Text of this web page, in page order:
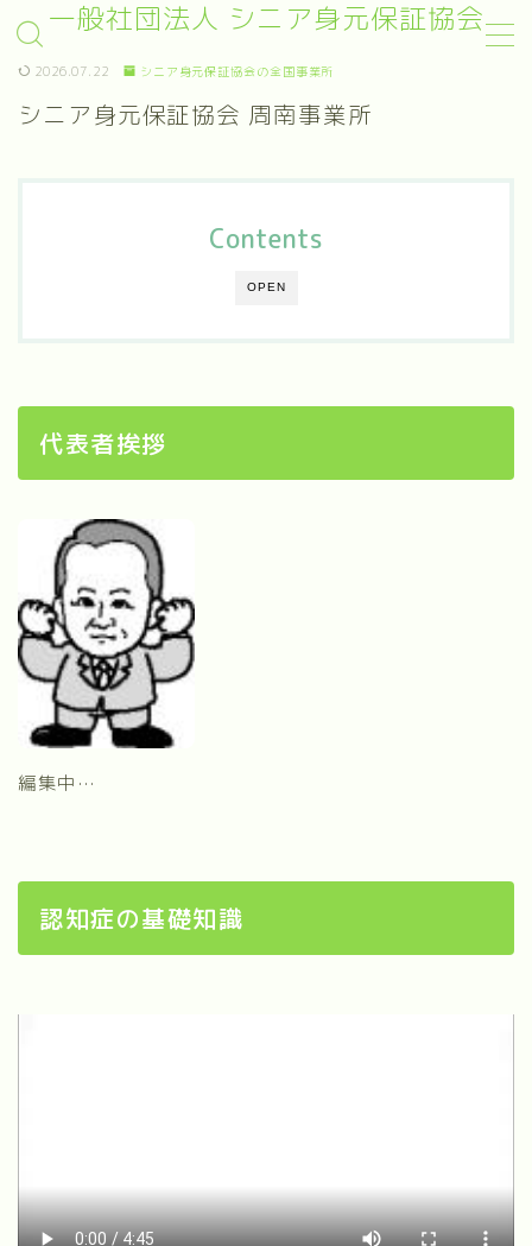
一般社団法人 シニア身元保証協会
サービス開始まで
料金案内
よくあるQ&A
資料請求
最寄りの事業所
遺贈寄付
2026.07.22 シニア身元保証協会の全国事業所
シニア身元保証協会 周南事業所
OPEN
Contents
代表者挨拶
編集中…
認知症の基礎知識